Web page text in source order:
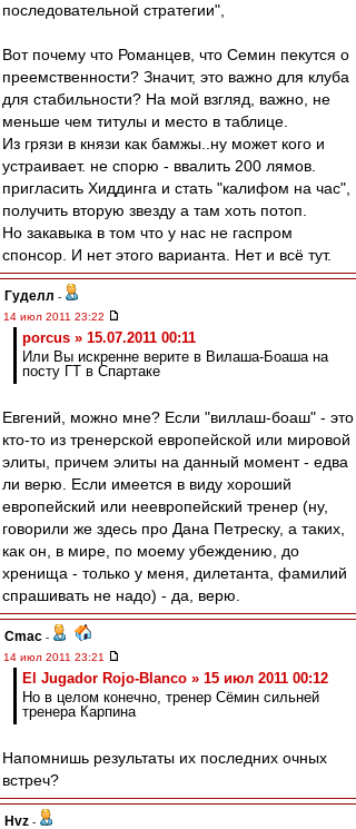
последовательной стратегии",
Вот почему что Романцев, что Семин пекутся о
преемственности? Значит, это важно для клуба
для стабильности? На мой взгляд, важно, не
меньше чем титулы и место в таблице.
Из грязи в князи как бамжы..ну может кого и
устраивает. не спорю - ввалить 200 лямов.
пригласить Хиддинга и стать "калифом на час",
получить вторую звезду а там хоть потоп.
Но закавыка в том что у нас не гаспром
спонсор. И нет этого варианта. Нет и всё тут.
Гуделл -
14 июл 2011 23:22
porcus » 15.07.2011 00:11
Или Вы искренне верите в Вилаша-Боаша на
посту ГТ в Спартаке
Евгений, можно мне? Если "виллаш-боаш" - это
кто-то из тренерской европейской или мировой
элиты, причем элиты на данный момент - едва
ли верю. Если имеется в виду хороший
европейский или неевропейский тренер (ну,
говорили же здесь про Дана Петреску, а таких,
как он, в мире, по моему убеждению, до
хренища - только у меня, дилетанта, фамилий
спрашивать не надо) - да, верю.
Cmac -
14 июл 2011 23:21
El Jugador Rojo-Blanco » 15 июл 2011 00:12
Но в целом конечно, тренер Сёмин сильней
тренера Карпина
Напомнишь результаты их последних очных
встреч?
Hvz -